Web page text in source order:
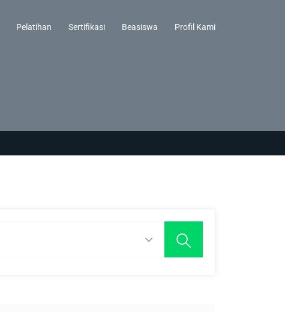
Pelatihan Sertifikasi Beasiswa Profil Kami